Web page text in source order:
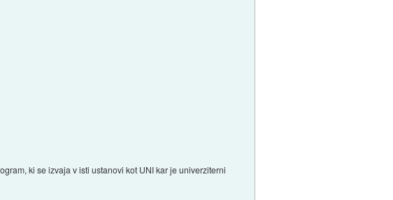
ki se izvaja v isti ustanovi kot UNI kar je univerziterni